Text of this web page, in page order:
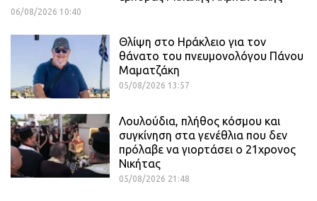
06/08/2026 10:40
Θλίψη στο Ηράκλειο για τον
θάνατο του πνευμονολόγου Πάνου
Μαματζάκη
05/08/2026 13:57
Λουλούδια, πλήθος κόσμου και
συγκίνηση στα γενέθλια που δεν
πρόλαβε να γιορτάσει ο 21χρονος
Νικήτας
05/08/2026 21:48